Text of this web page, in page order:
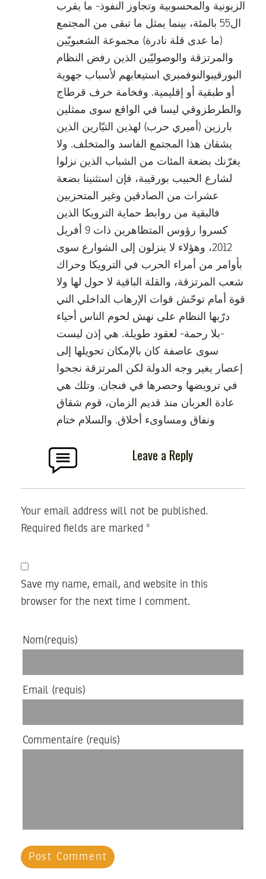
الزبونية والمحسوبية وتجاوز النفوذ- ما يقرب
ال55 بالمئة، بينما يمثل ما تبقى من المجتمع
(ما عدى قلة نادرة) مجموعة الشعبويّين
والمرتزقة والوصوليّين الذين رفض النظام
البورقيبوالنوفمبري استيعابهم لأسباب جهوية
أو طبقية أو إقليمية. وفخامة خرف قرطاج
والطرطزوقي ليسا في الواقع سوى ممثلين
بارزين (أميري حرب) لهذين التيّارين الذين
يشقان هذا المجتمع الفاسد والمتخلف. ولا
يغرّنك بضعة المئات من الشباب الذين نزلوا
لشارع الحبيب بورقيبة، فإن استثنينا بضعة
عشرات من الصادقين وغير المتحزبين
فالبقية من روابط حماية الترويكا الذين
كسروا رؤوس المتظاهرين ذات 9 أفريل
2012، وهؤلاء لا ينزلون إلى الشوارع سوى
بأوامر من أمراء الحرب في الترويكا وحراك
شعب المرتزقة، والقلة الباقية لا حول لها ولا
قوة أمام توحّش قوات الإرهاب الداخلي التي
درّبها النظام على نهش لحوم الناس أحياء
-بلا رحمة- لعقود طويلة. هي إذن ليست
سوى عاصفة كان بالإمكان تحويلها إلى
إعصار يغير وجه الدولة لكن المرتزقة نجحوا
في ترويضها وحصرها في فنجان. وتلك هي
عادة العربان منذ قديم الزمان، قوم شقاق
ونفاق ومساوىء أخلاق. والسلام ختام
Leave a Reply
Your email address will not be published.
Required fields are marked *
Save my name, email, and website in this
browser for the next time I comment.
Nom(requis)
Email (requis)
Commentaire (requis)